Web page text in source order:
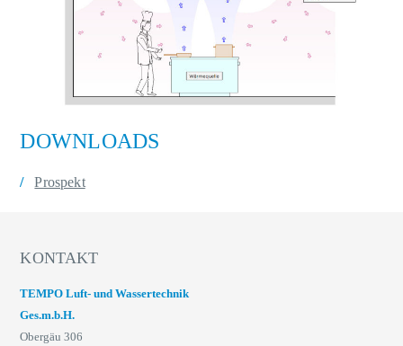
DOWNLOADS
Prospekt
KONTAKT
TEMPO Luft- und Wassertechnik
Ges.m.b.H.
Obergäu 306